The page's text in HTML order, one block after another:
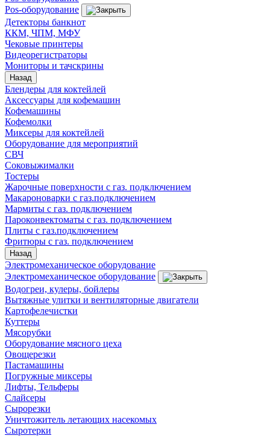
Pos-оборудование
Детекторы банкнот
ККМ, ЧПМ, МФУ
Чековые принтеры
Видеорегистраторы
Мониторы и тачскрины
Назад
Блендеры для коктейлей
Аксессуары для кофемашин
Кофемашины
Кофемолки
Миксеры для коктейлей
Оборудование для мероприятий
СВЧ
Соковыжималки
Тостеры
Жарочные поверхности с газ. подключением
Макароноварки с газ.подключением
Мармиты с газ. подключением
Пароконвектоматы с газ. подключением
Плиты с газ.подключением
Фритюры с газ. подключением
Назад
Электромеханическое оборудование
Электромеханическое оборудование
Водогреи, кулеры, бойлеры
Вытяжные улитки и вентиляторные двигатели
Картофелечистки
Куттеры
Мясорубки
Оборудование мясного цеха
Овощерезки
Пастамашины
Погружные миксеры
Лифты, Тельферы
Слайсеры
Сырорезки
Уничтожитель летающих насекомых
Сыротерки